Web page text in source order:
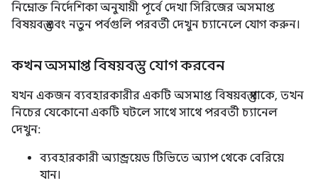
নিম্নোক্ত নির্দেশিকা অনুযায়ী পূর্বে দেখা সিরিজের অসমাপ্ত
বিষয়বস্তু এবং নতুন পর্বগুলি পরবর্তী দেখুন চ্যানেলে যোগ করুন।
কখন অসমাপ্ত বিষয়বস্তু যোগ করবেন
যখন একজন ব্যবহারকারীর একটি অসমাপ্ত বিষয়বস্তু থাকে, তখন
নিচের যেকোনো একটি ঘটলে সাথে সাথে পরবর্তী চ্যানেল
দেখুন:
ব্যবহারকারী অ্যান্ড্রয়েড টিভিতে অ্যাপ থেকে বেরিয়ে
যান।